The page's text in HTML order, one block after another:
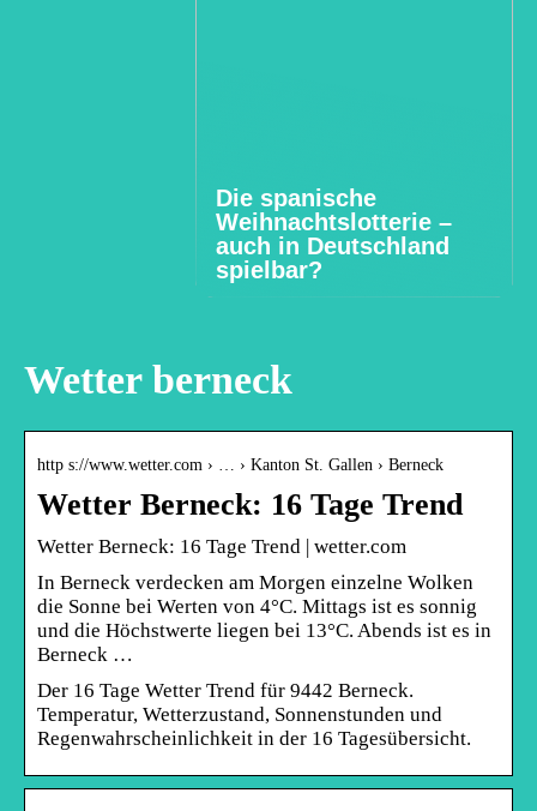
Die spanische
Weihnachtslotterie –
auch in Deutschland
spielbar?
Wetter berneck
http s://www.wetter.com › … › Kanton St. Gallen › Berneck
Wetter Berneck: 16 Tage Trend
Wetter Berneck: 16 Tage Trend | wetter.com
In Berneck verdecken am Morgen einzelne Wolken
die Sonne bei Werten von 4°C. Mittags ist es sonnig
und die Höchstwerte liegen bei 13°C. Abends ist es in
Berneck …
Der 16 Tage Wetter Trend für 9442 Berneck.
Temperatur, Wetterzustand, Sonnenstunden und
Regenwahrscheinlichkeit in der 16 Tagesübersicht.